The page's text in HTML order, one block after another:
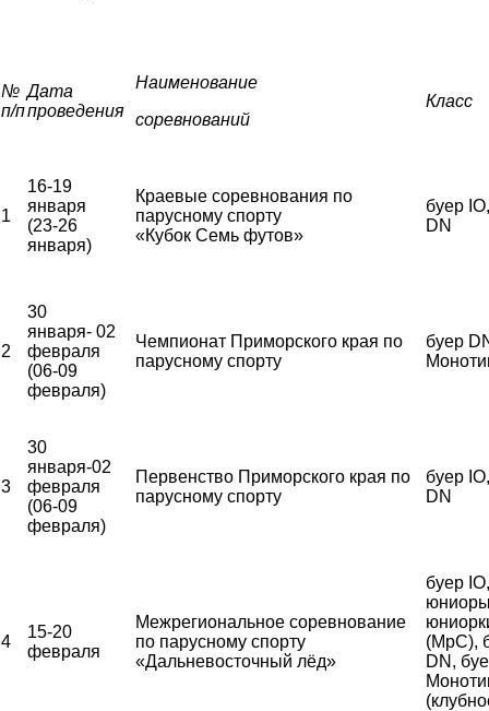
№
п/п
Дата
проведения
Наименование
соревнований
Класс
1
16-19
января
(23-26
января)
Краевые соревнования по
парусному спорту
«Кубок Семь футов»
буер
DN
2
30
января- 02
февраля
(06-09
февраля)
Чемпионат Приморского края по
парусному спорту
буер
3
30
января-02
февраля
(06-09
февраля)
Первенство Приморского края по
парусному спорту
буер
DN
4
15-20
февраля
Межрегиональное соревнование
по парусному спорту
«Дальневосточный лёд»
буер
(МрС),
DN,